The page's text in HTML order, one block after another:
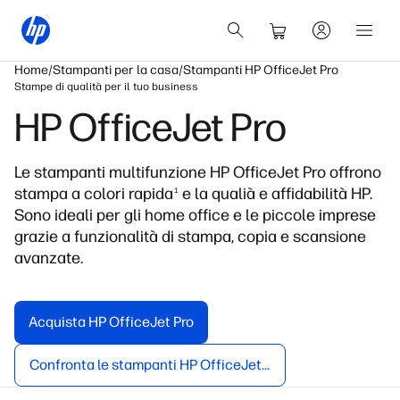
Home Stampanti per la casa Stampanti HP OfficeJet Pro
Stampe di qualità per il tuo business
HP OfficeJet Pro
Le stampanti multifunzione HP OfficeJet Pro offrono
stampa a colori rapida 1 e la qualià e affidabilità HP.
Sono ideali per gli home office e le piccole imprese
grazie a funzionalità di stampa, copia e scansione
avanzate.
Acquista HP OfficeJet Pro
Confronta le stampanti HP OfficeJet Pro